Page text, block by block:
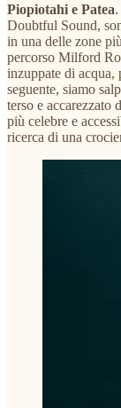
Piopiotahi e Patea
Doubtful Sound,
in una delle zone
percorso Milford
inzuppate di
seguente, siamo
terso e
più celebre e
ricerca di una